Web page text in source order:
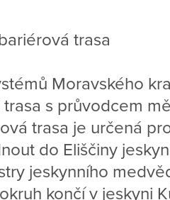
trasa
Moravského
s průvodcem
trasa je určená
do Eliščiny
jeskynního
končí v jeskyni